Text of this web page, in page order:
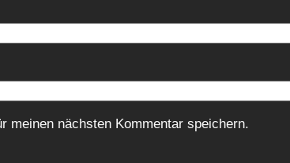
meinen nächsten Kommentar speichern.